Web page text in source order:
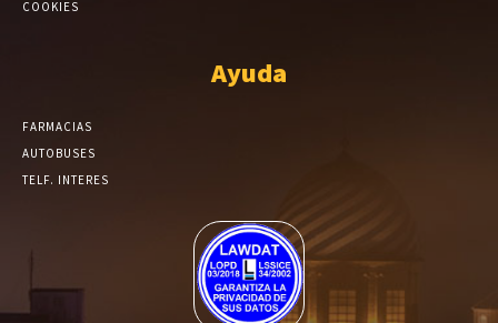
COOKIES
Ayuda
FARMACIAS
AUTOBUSES
TELF. INTERES